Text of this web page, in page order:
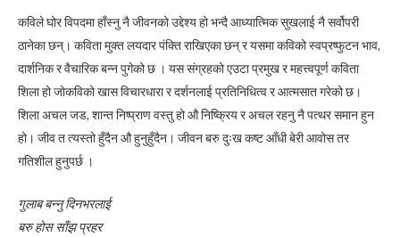
कविले घोर विपदमा हाँस्नु नै जीवनको उद्देश्य हो भन्दै आध्यात्मिक सुखलाई नै सर्वोपरी
ठानेका छन्। कविता मुक्त लयदार पंक्ति राखिएका छन् र यसमा कविको स्वप्रष्फुटन भाव,
दार्शनिक र वैचारिक बन्न पुगेको छ । यस संग्रहको एउटा प्रमुख र महत्त्वपूर्ण कविता
शिला हो जोकविको खास विचारधारा र दर्शनलाई प्रतिनिधित्व र आत्मसात गरेको छ।
शिला अचल जड, शान्त निष्प्राण वस्तु हो औ निष्क्रिय र अचल रहनु नै पत्थर समान हुन
हो। जीव त त्यस्तो हुँदैन औ हुनुहुँदैन। जीवन बरु दुःख कष्ट आँधी बेरी आवोस तर
गतिशील हुनुपर्छ ।
गुलाब बन्नु दिनभरलाई
बरु होस साँझ प्रहर